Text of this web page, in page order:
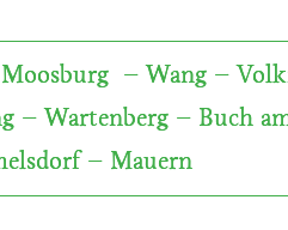
– Wang –
– Wartenberg – Buch
– Mauern